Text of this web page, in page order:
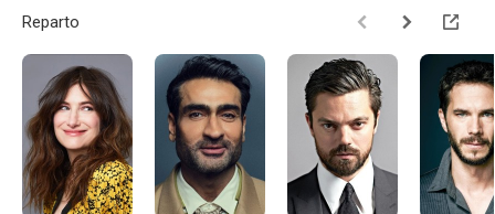
Reparto